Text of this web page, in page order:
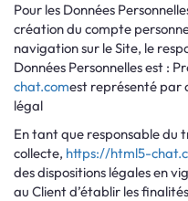
Pour les Données
création du compte
navigation sur le Site, le
Données Personnelles est :
chat.comest représenté par
légal
En tant que responsable du
collecte, https://html5-
des dispositions légales en
au Client d’établir les